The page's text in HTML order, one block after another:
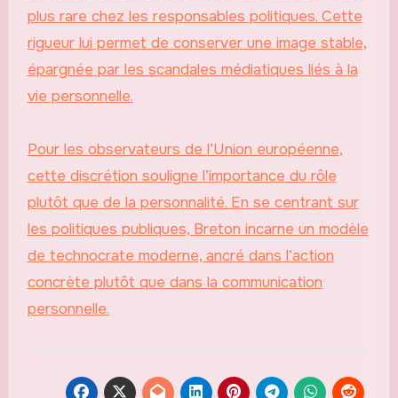
plus rare chez les responsables politiques. Cette
rigueur lui permet de conserver une image stable,
épargnée par les scandales médiatiques liés à la
vie personnelle.
Pour les observateurs de l’Union européenne,
cette discrétion souligne l’importance du rôle
plutôt que de la personnalité. En se centrant sur
les politiques publiques, Breton incarne un modèle
de technocrate moderne, ancré dans l’action
concrète plutôt que dans la communication
personnelle.